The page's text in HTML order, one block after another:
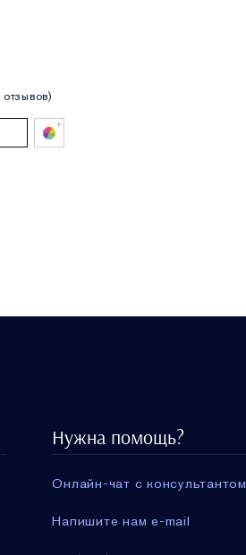
отзывов
Нужна помощь?
Онлайн-чат с консультантом
Напишите нам e-mail